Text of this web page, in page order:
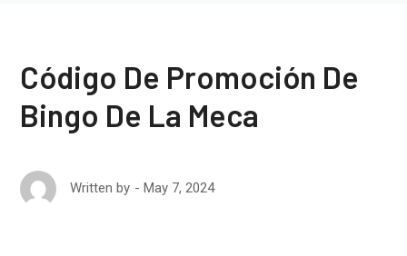
Código De Promoción De
Bingo De La Meca
Written by May 7, 2024